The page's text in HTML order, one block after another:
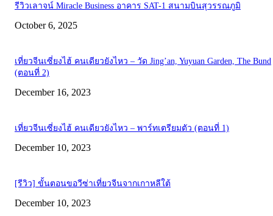
รีวิวเลาจน์ Miracle Business อาคาร SAT-1 สนามบินสุวรรณภูมิ
October 6, 2025
เที่ยวจีนเซี่ยงไฮ้ คนเดียวยังไหว – วัด Jing’an, Yuyuan Garden, The Bund
(ตอนที่ 2)
December 16, 2023
เที่ยวจีนเซี่ยงไฮ้ คนเดียวยังไหว – พาร์ทเตรียมตัว (ตอนที่ 1)
December 10, 2023
[รีวิว] ขั้นตอนขอวีซ่าเที่ยวจีนจากเกาหลีใต้
December 10, 2023